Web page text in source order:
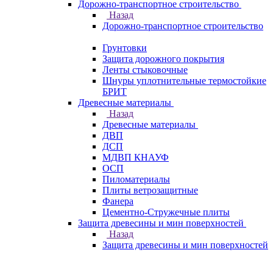
Дорожно-транспортное строительство
Назад
Дорожно-транспортное строительство
Грунтовки
Защита дорожного покрытия
Ленты стыковочные
Шнуры уплотнительные термостойкие
БРИТ
Древесные материалы
Назад
Древесные материалы
ДВП
ДСП
МДВП КНАУФ
ОСП
Пиломатериалы
Плиты ветрозащитные
Фанера
Цементно-Стружечные плиты
Защита древесины и мин поверхностей
Назад
Защита древесины и мин поверхностей